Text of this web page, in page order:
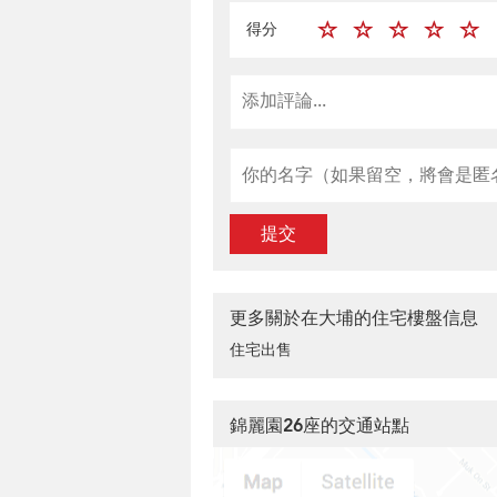
得分
提交
更多關於在大埔的住宅樓盤信息
住宅出售
錦麗園26座的交通站點